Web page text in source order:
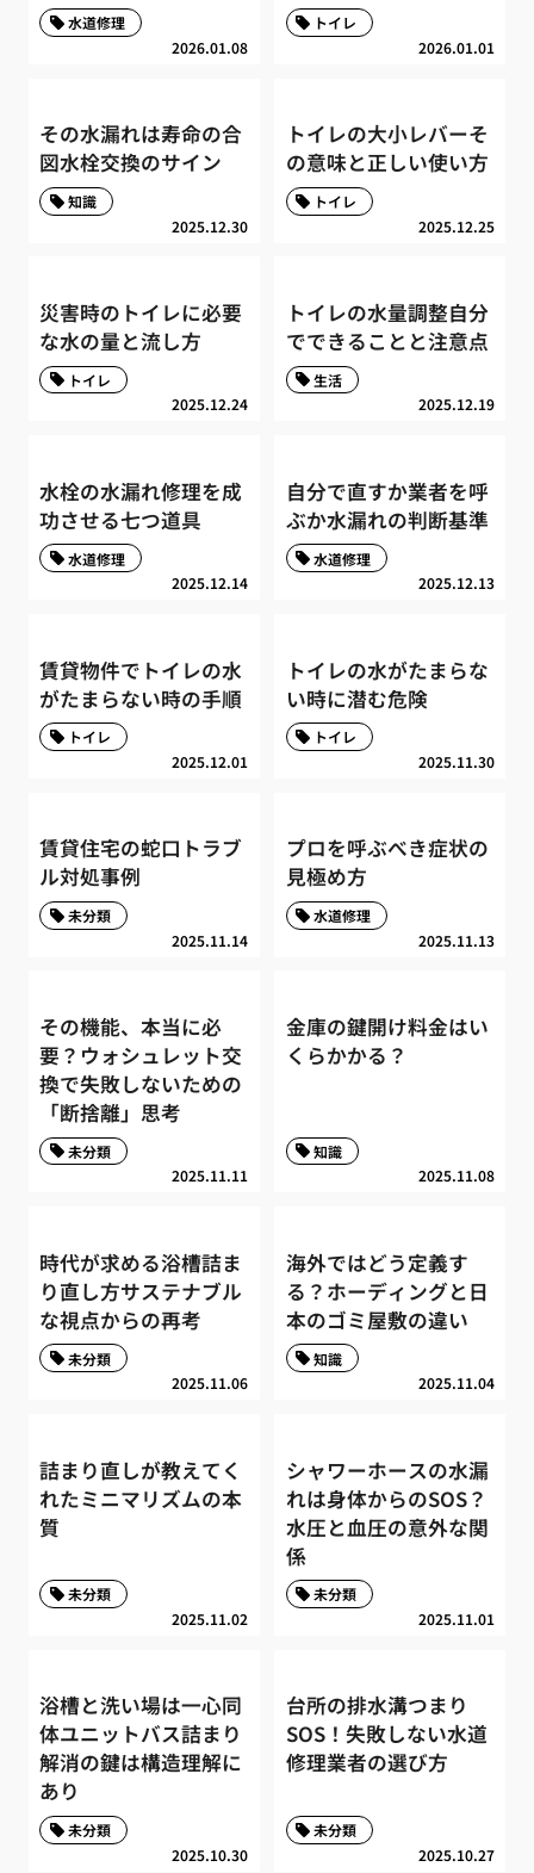
2026.01.08
水道修理
2026.01.01
トイレ
その水漏れは寿命の合
図水栓交換のサイン
2025.12.30
知識
トイレの大小レバーそ
の意味と正しい使い方
2025.12.25
トイレ
災害時のトイレに必要
な水の量と流し方
2025.12.24
トイレ
トイレの水量調整自分
でできることと注意点
2025.12.19
生活
水栓の水漏れ修理を成
功させる七つ道具
2025.12.14
水道修理
自分で直すか業者を呼
ぶか水漏れの判断基準
2025.12.13
水道修理
賃貸物件でトイレの水
がたまらない時の手順
2025.12.01
トイレ
トイレの水がたまらな
い時に潜む危険
2025.11.30
トイレ
賃貸住宅の蛇口トラブ
ル対処事例
2025.11.14
未分類
プロを呼ぶべき症状の
見極め方
2025.11.13
水道修理
その機能、本当に必
要？ウォシュレット交
換で失敗しないための
「断捨離」思考
2025.11.11
未分類
金庫の鍵開け料金はい
くらかかる？
2025.11.08
知識
時代が求める浴槽詰ま
り直し方サステナブル
な視点からの再考
2025.11.06
未分類
海外ではどう定義す
る？ホーディングと日
本のゴミ屋敷の違い
2025.11.04
知識
詰まり直しが教えてく
れたミニマリズムの本
質
2025.11.02
未分類
シャワーホースの水漏
れは身体からのSOS？
水圧と血圧の意外な関
係
2025.11.01
未分類
浴槽と洗い場は一心同
体ユニットバス詰まり
解消の鍵は構造理解に
あり
2025.10.30
未分類
台所の排水溝つまり
SOS！失敗しない水道
修理業者の選び方
2025.10.27
未分類